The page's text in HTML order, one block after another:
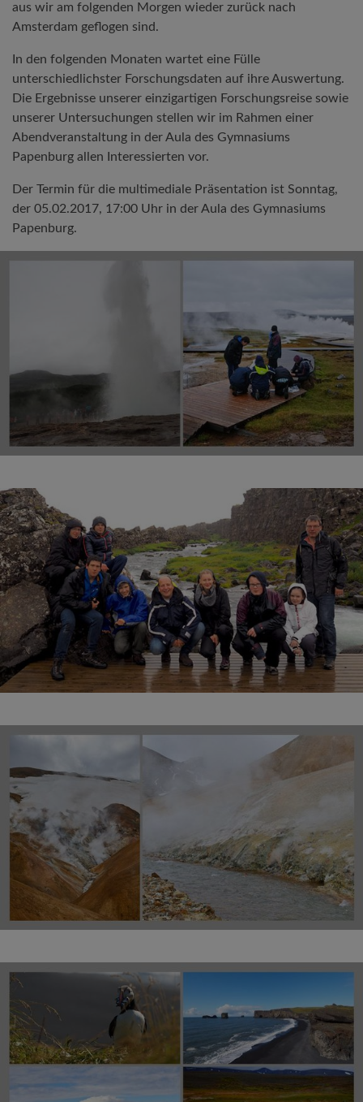
aus wir am folgenden Morgen wieder zurück nach
Amsterdam geflogen sind.
In den folgenden Monaten wartet eine Fülle
unterschiedlichster Forschungsdaten auf ihre Auswertung.
Die Ergebnisse unserer einzigartigen Forschungsreise sowie
unserer Untersuchungen stellen wir im Rahmen einer
Abendveranstaltung in der Aula des Gymnasiums
Papenburg allen Interessierten vor.
Der Termin für die multimediale Präsentation ist Sonntag,
der 05.02.2017, 17:00 Uhr in der Aula des Gymnasiums
Papenburg.